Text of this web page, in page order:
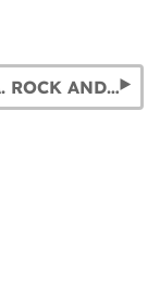
50-ES ÉVEK DIVATJA. ROCK AND ROLL ÉS CÍMPLAP MODELL JELMEZEK